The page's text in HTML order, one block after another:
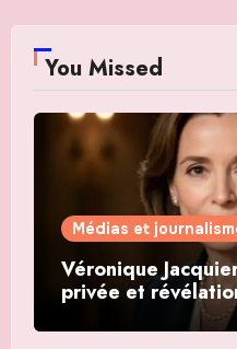
You Missed
Médias et
Véronique
privée et